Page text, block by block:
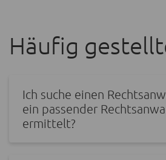
Häufig
Ich suche einen
ein passender
ermittelt?